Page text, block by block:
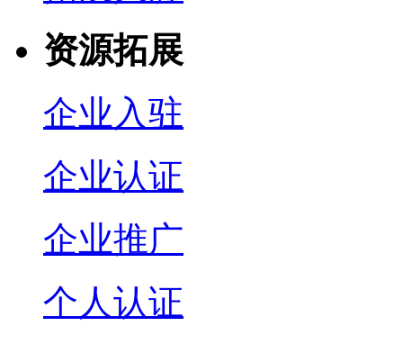
资源拓展
企业入驻
企业认证
企业推广
个人认证